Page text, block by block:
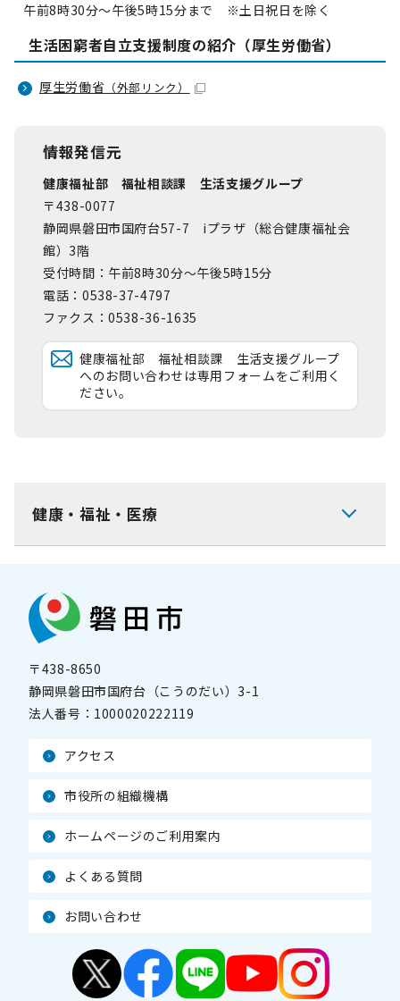
午前8時30分～午後5時15分まで ※土日祝日を除く
生活困窮者自立支援制度の紹介（厚生労働省）
厚生労働省 （外部リンク）
情報発信元
健康福祉部 福祉相談課 生活支援グループ
〒438-0077
静岡県磐田市国府台57-7 iプラザ（総合健康福祉会
館）3階
受付時間：午前8時30分～午後5時15分
電話：0538-37-4797
ファクス：0538-36-1635
健康福祉部 福祉相談課 生活支援グループ
へのお問い合わせは専用フォームをご利用く
ださい。
健康・福祉・医療
〒438-8650
静岡県磐田市国府台（こうのだい）3-1
法人番号： 1000020222119
アクセス
市役所の組織機構
ホームページのご利用案内
よくある質問
お問い合わせ